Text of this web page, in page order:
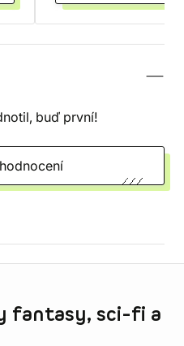
buď první!
fantasy, sci-fi a